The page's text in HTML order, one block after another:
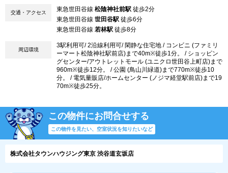
交通・アクセス 東急世田谷線 松陰神社前駅 徒歩2分
東急世田谷線 世田谷駅 徒歩6分
東急世田谷線 若林駅 徒歩8分
周辺環境
3駅利用可/ 2沿線利用可/ 閑静な住宅地 / コンビニ (ファミリ
ーマート松陰神社駅前店)まで40m※徒歩1分。 / ショッピン
グセンター/アウトレットモール (ユニクロ世田谷上町店)まで
960m※徒歩12分。 / 公園 (鳥山川緑道)まで770m※徒歩10
分。 / 電気量販店/ホームセンター (ノジマ経堂駅前店)まで19
70m※徒歩25分。
この物件にお問合せする
この物件を見たい、空室状況を知りたいなど
株式会社タウンハウジング東京 渋谷道玄坂店